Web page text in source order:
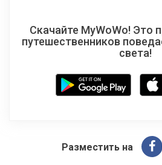
Скачайте MyWoWo! Это
путешественников
света!
Разместить на